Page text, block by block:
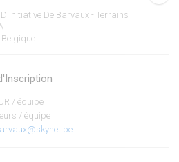
De Barvaux - Terrains
Belgique
/ équipe
/ équipe
2022| République tchèque
2022|Finlande